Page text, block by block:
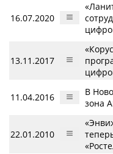
16.07.2020
13.11.2017
11.04.2016
В
зона
22.01.2010